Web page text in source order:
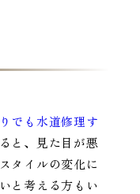
でも水道修理す
と、見た目が悪
タイルの変化に
と考える方もい